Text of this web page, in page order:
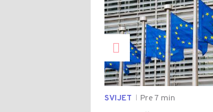
SVIJET Pre 7 min